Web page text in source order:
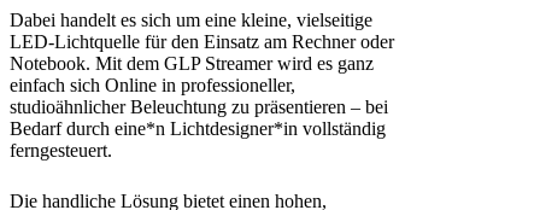
Dabei handelt es sich um eine kleine, vielseitige
LED-Lichtquelle für den Einsatz am Rechner oder
Notebook. Mit dem GLP Streamer wird es ganz
einfach sich Online in professioneller,
studioähnlicher Beleuchtung zu präsentieren – bei
Bedarf durch eine*n Lichtdesigner*in vollständig
ferngesteuert.
Die handliche Lösung bietet einen hohen,